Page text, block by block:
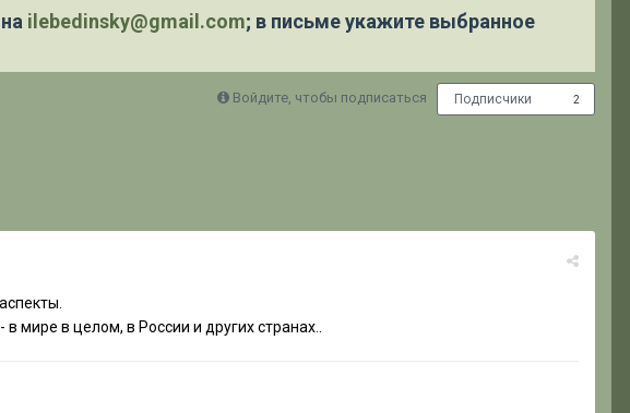
ilebedinsky@gmail.com; в письме укажите выбранное
Войдите, чтобы подписаться Подписчики 2
мире в целом, в России и других странах..